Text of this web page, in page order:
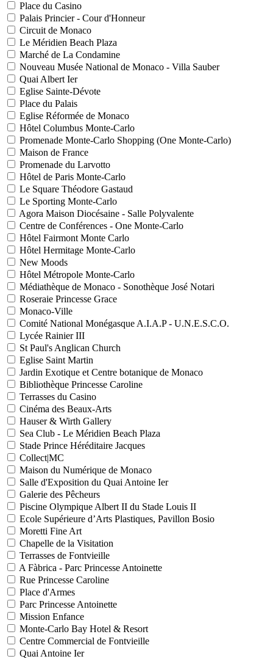
Place du Casino
Palais Princier - Cour d'Honneur
Circuit de Monaco
Le Méridien Beach Plaza
Marché de La Condamine
Nouveau Musée National de Monaco - Villa Sauber
Quai Albert Ier
Eglise Sainte-Dévote
Place du Palais
Eglise Réformée de Monaco
Hôtel Columbus Monte-Carlo
Promenade Monte-Carlo Shopping (One Monte-Carlo)
Maison de France
Promenade du Larvotto
Hôtel de Paris Monte-Carlo
Le Square Théodore Gastaud
Le Sporting Monte-Carlo
Agora Maison Diocésaine - Salle Polyvalente
Centre de Conférences - One Monte-Carlo
Hôtel Fairmont Monte Carlo
Hôtel Hermitage Monte-Carlo
New Moods
Hôtel Métropole Monte-Carlo
Médiathèque de Monaco - Sonothèque José Notari
Roseraie Princesse Grace
Monaco-Ville
Comité National Monégasque A.I.A.P - U.N.E.S.C.O.
Lycée Rainier III
St Paul's Anglican Church
Eglise Saint Martin
Jardin Exotique et Centre botanique de Monaco
Bibliothèque Princesse Caroline
Terrasses du Casino
Cinéma des Beaux-Arts
Hauser & Wirth Gallery
Sea Club - Le Méridien Beach Plaza
Stade Prince Héréditaire Jacques
Collect|MC
Maison du Numérique de Monaco
Salle d'Exposition du Quai Antoine Ier
Galerie des Pêcheurs
Piscine Olympique Albert II du Stade Louis II
Ecole Supérieure d’Arts Plastiques, Pavillon Bosio
Moretti Fine Art
Chapelle de la Visitation
Terrasses de Fontvieille
A Fàbrica - Parc Princesse Antoinette
Rue Princesse Caroline
Place d'Armes
Parc Princesse Antoinette
Mission Enfance
Monte-Carlo Bay Hotel & Resort
Centre Commercial de Fontvieille
Quai Antoine Ier